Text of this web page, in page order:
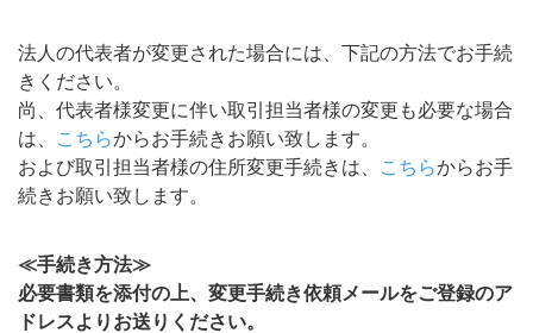
法人の代表者が変更された場合には、下記の方法でお手続
きください。
尚、代表者様変更に伴い取引担当者様の変更も必要な場合
は、
こちらからお手続きお願い致します。
および取引担当者様の住所変更手続きは、
こちらからお手
続きお願い致します。
≪手続き方法≫
必要書類を添付の上、変更手続き依頼メールをご登録のア
ドレスよりお送りください。